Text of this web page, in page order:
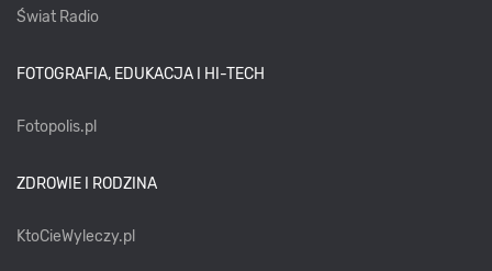
Świat Radio
FOTOGRAFIA, EDUKACJA I HI-TECH
Fotopolis.pl
ZDROWIE I RODZINA
KtoCieWyleczy.pl